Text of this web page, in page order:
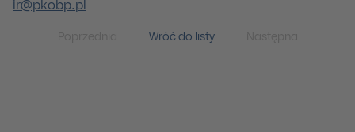
ir@pkobp.pl
Wróć do listy